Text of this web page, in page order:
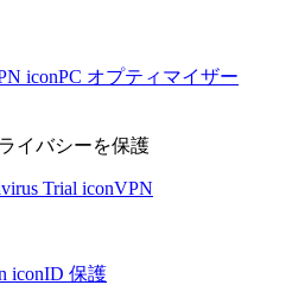
PC オプティマイザー
イバシーを保護
VPN
ID 保護